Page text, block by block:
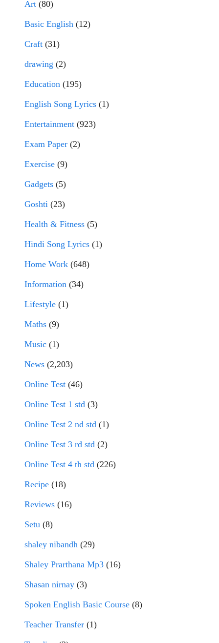
Art (80)
Basic English (12)
Craft (31)
drawing (2)
Education (195)
English Song Lyrics (1)
Entertainment (923)
Exam Paper (2)
Exercise (9)
Gadgets (5)
Goshti (23)
Health & Fitness (5)
Hindi Song Lyrics (1)
Home Work (648)
Information (34)
Lifestyle (1)
Maths (9)
Music (1)
News (2,203)
Online Test (46)
Online Test 1 std (3)
Online Test 2 nd std (1)
Online Test 3 rd std (2)
Online Test 4 th std (226)
Recipe (18)
Reviews (16)
Setu (8)
shaley nibandh (29)
Shaley Prarthana Mp3 (16)
Shasan nirnay (3)
Spoken English Basic Course (8)
Teacher Transfer (1)